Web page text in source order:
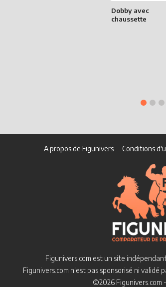
Dobby avec
chaussette
A propos de Figunivers Conditions
Figunivers.com est un site
Figunivers.com n'est pas sponsorisé ni validé
©2026 Figunivers.com